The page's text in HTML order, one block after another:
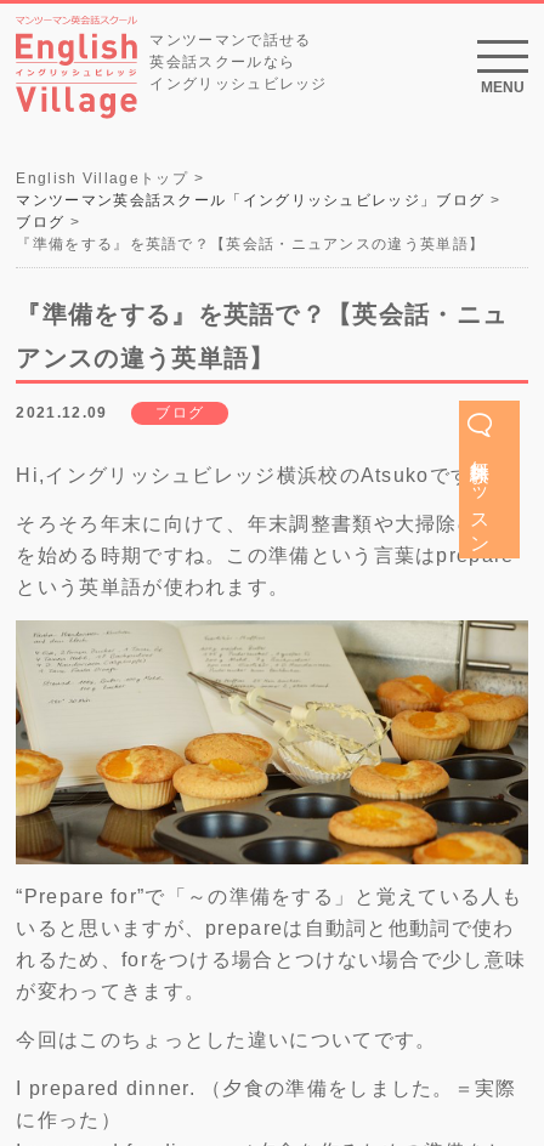
無料体験レッスン
マンツーマンで話せる
英会話スクールなら
イングリッシュビレッジ
MENU
English Villageトップ
マンツーマン英会話スクール「イングリッシュビレッジ」ブログ
ブログ
『準備をする』を英語で？【英会話・ニュアンスの違う英単語】
『準備をする』を英語で？【英会話・ニュ
アンスの違う英単語】
2021.12.09 ブログ
Hi,イングリッシュビレッジ横浜校のAtsukoです。
そろそろ年末に向けて、年末調整書類や大掃除の準備
を始める時期ですね。この準備という言葉はprepare
という英単語が使われます。
“Prepare for”で「～の準備をする」と覚えている人も
いると思いますが、prepareは自動詞と他動詞で使わ
れるため、forをつける場合とつけない場合で少し意味
が変わってきます。
今回はこのちょっとした違いについてです。
I prepared dinner. （夕食の準備をしました。＝実際
に作った）